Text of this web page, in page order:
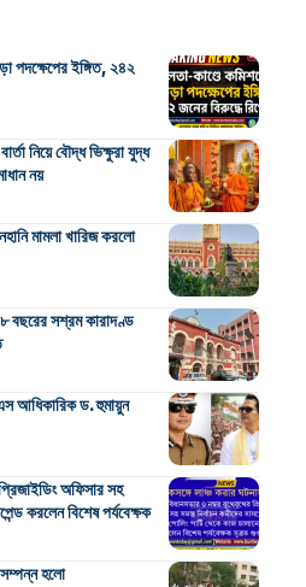
পদক্ষেপের ইঙ্গিত, ২৪২
নিয়ে বৌদ্ধ ভিক্ষুরা যুদ্ধ
নয়
মামলা খারিজ করলো
বছরের সশ্রম কারাদণ্ড
আধিকারিক ড. হুমায়ুন
অফিসার সহ
করলেন বিশেষ পর্যবেক্ষক
সম্পন্ন হলো